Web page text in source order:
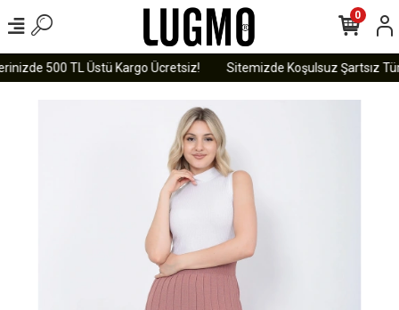
500 TL Üstü Kargo Ücretsiz! Sitemizde Koşulsuz Şartsız
0